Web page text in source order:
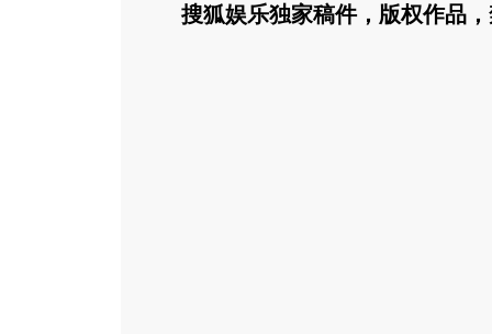
搜狐娱乐独家稿件，版权作品